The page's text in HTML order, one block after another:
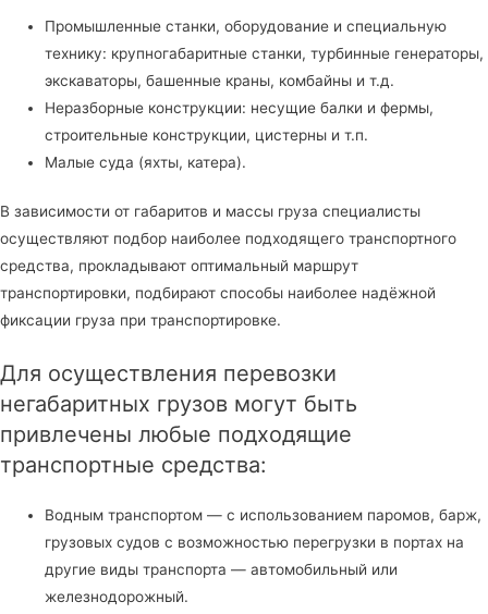
Промышленные станки, оборудование и специальную
технику: крупногабаритные станки, турбинные генераторы,
экскаваторы, башенные краны, комбайны и т.д.
Неразборные конструкции: несущие балки и фермы,
строительные конструкции, цистерны и т.п.
Малые суда (яхты, катера).
В зависимости от габаритов и массы груза специалисты
осуществляют подбор наиболее подходящего транспортного
средства, прокладывают оптимальный маршрут
транспортировки, подбирают способы наиболее надёжной
фиксации груза при транспортировке.
Для осуществления перевозки
негабаритных грузов могут быть
привлечены любые подходящие
транспортные средства:
Водным транспортом — с использованием паромов, барж,
грузовых судов с возможностью перегрузки в портах на
другие виды транспорта — автомобильный или
железнодорожный.